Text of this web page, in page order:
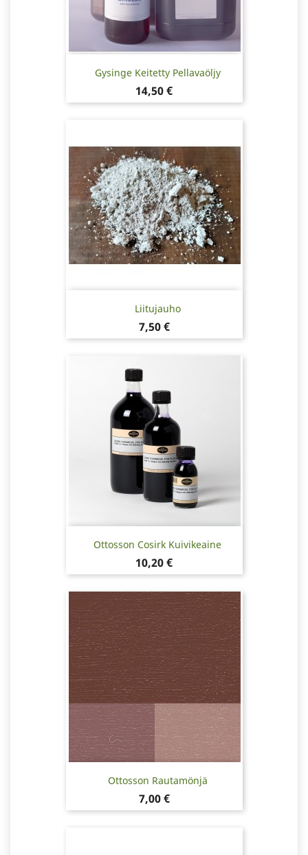
Gysinge Keitetty Pellavaöljy
Hinta
14,50 €
Liitujauho
Hinta
7,50 €
Ottosson Cosirk Kuivikeaine
Hinta
10,20 €
Ottosson Rautamönjä
Hinta
7,00 €